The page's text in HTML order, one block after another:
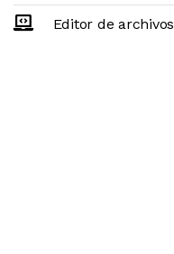
Editor de archivos